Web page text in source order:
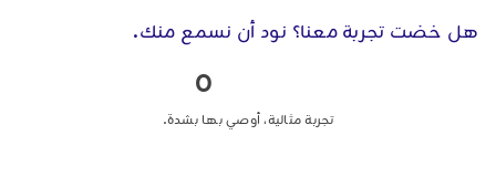
هل خضت تجربة معنا؟ نود أن نسمع منك.
0
تجربة مثالية، أوصي بها بشدة.